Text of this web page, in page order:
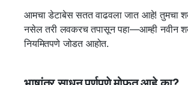
आमचा डेटाबेस सतत वाढवला जात आहे! तुमचा
नसेल तरी लवकरच तपासून पहा—आम्ही नवीन
नियमितपणे जोडत आहोत.